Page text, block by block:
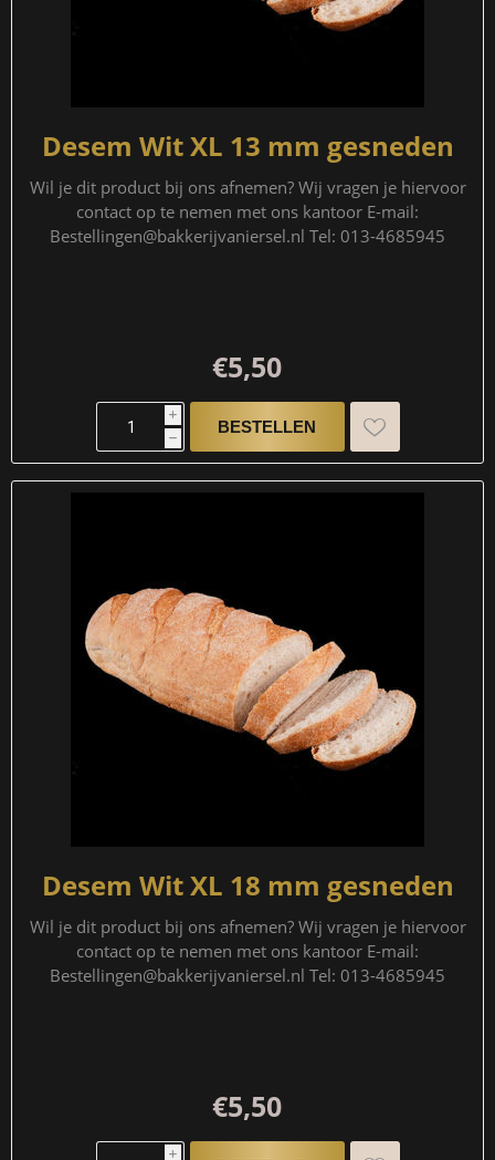
Desem Wit XL 13 mm gesneden
Wil je dit product bij ons afnemen? Wij vragen je hiervoor
contact op te nemen met ons kantoor E-mail:
Bestellingen@bakkerijvaniersel.nl Tel: 013-4685945
€5,50
i
h
Desem Wit XL 18 mm gesneden
Wil je dit product bij ons afnemen? Wij vragen je hiervoor
contact op te nemen met ons kantoor E-mail:
Bestellingen@bakkerijvaniersel.nl Tel: 013-4685945
€5,50
i